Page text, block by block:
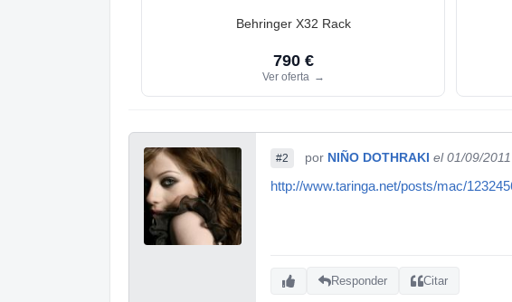
Behringer X32 Rack
790 €
Ver oferta →
#2 por NIÑO DOTHRAKI el 01/09/2011
http://www.taringa.net/posts/mac/
Responder Citar